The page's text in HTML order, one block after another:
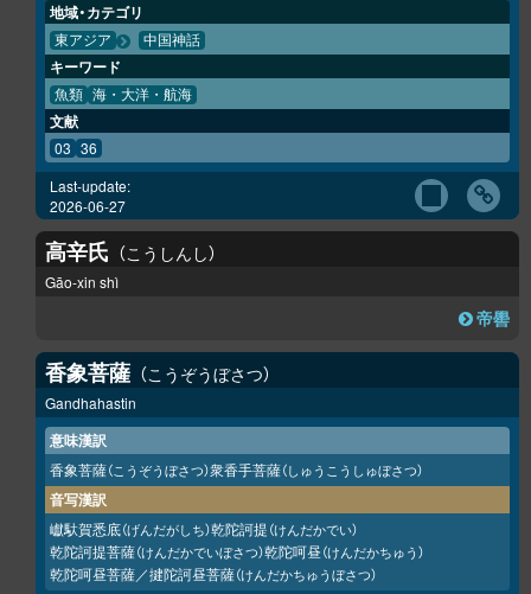
地域・カテゴリ
東アジア 中国神話
キーワード
魚類 海・大洋・航海
文献
03 36
Last-update:
2026-06-27
高辛氏 こうしんし
Gāo-xin shì
帝嚳
香象菩薩 こうぞうぼさつ
Gandhahastin
意味漢訳
香象菩薩（こうぞうぼさつ）衆香手菩薩（しゅうこうしゅぼさつ）
音写漢訳
巘馱賀悉底（げんだがしち）乾陀訶提（けんだかでい）
乾陀訶提菩薩（けんだかでいぼさつ）乾陀呵昼（けんだかちゅう）
乾陀呵昼菩薩／揵陀訶昼菩薩（けんだかちゅうぼさつ）